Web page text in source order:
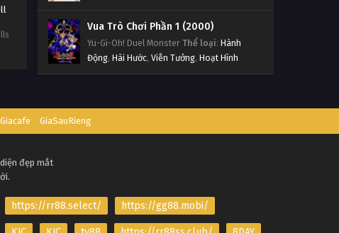
Vua Trò Chơi Phần 1 (2000)
Yu-Gi-Oh! Duel Monster Thể loại: Hành
Động, Hài Hước, Viễn Tưởng, Hoạt Hình
Giacafe GiaSauRieng
đẹp mắt
https://rr88.select/ https://gg88.mobi/